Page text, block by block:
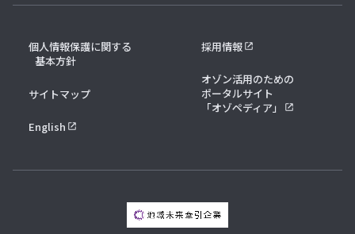
個人情報保護に関する
基本方針
サイトマップ
English
採用情報
オゾン活用のための
ポータルサイト
「オゾペディア」